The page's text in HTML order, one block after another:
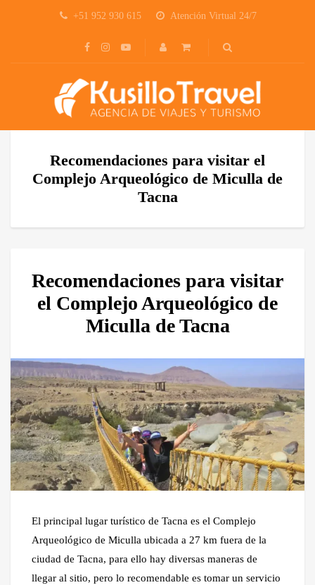
+51 952 930 615 Atención Virtual 24/7
Recomendaciones para visitar el
Complejo Arqueológico de Miculla de
Tacna
Recomendaciones para visitar
el Complejo Arqueológico de
Miculla de Tacna
El principal lugar turístico de Tacna es el Complejo
Arqueológico de Miculla ubicada a 27 km fuera de la
ciudad de Tacna, para ello hay diversas maneras de
llegar al sitio, pero lo recomendable es tomar un servicio